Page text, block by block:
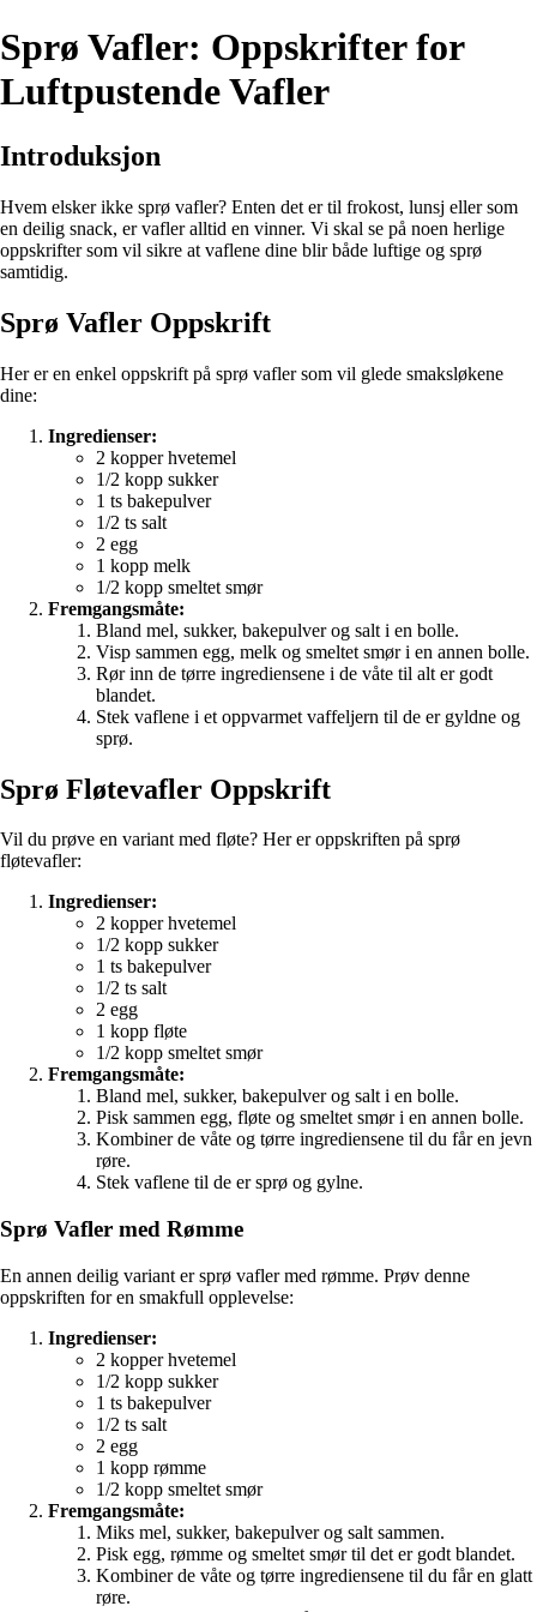
Sprø Vafler: Oppskrifter for
Luftpustende Vafler
Introduksjon
Hvem elsker ikke sprø vafler? Enten det er til frokost, lunsj eller som
en deilig snack, er vafler alltid en vinner. Vi skal se på noen herlige
oppskrifter som vil sikre at vaflene dine blir både luftige og sprø
samtidig.
Sprø Vafler Oppskrift
Her er en enkel oppskrift på sprø vafler som vil glede smaksløkene
dine:
Ingredienser:
2 kopper hvetemel
1/2 kopp sukker
1 ts bakepulver
1/2 ts salt
2 egg
1 kopp melk
1/2 kopp smeltet smør
Fremgangsmåte:
Bland mel, sukker, bakepulver og salt i en bolle.
Visp sammen egg, melk og smeltet smør i en annen bolle.
Rør inn de tørre ingrediensene i de våte til alt er godt
blandet.
Stek vaflene i et oppvarmet vaffeljern til de er gyldne og
sprø.
Sprø Fløtevafler Oppskrift
Vil du prøve en variant med fløte? Her er oppskriften på sprø
fløtevafler:
Ingredienser:
2 kopper hvetemel
1/2 kopp sukker
1 ts bakepulver
1/2 ts salt
2 egg
1 kopp fløte
1/2 kopp smeltet smør
Fremgangsmåte:
Bland mel, sukker, bakepulver og salt i en bolle.
Pisk sammen egg, fløte og smeltet smør i en annen bolle.
Kombiner de våte og tørre ingrediensene til du får en jevn
røre.
Stek vaflene til de er sprø og gylne.
Sprø Vafler med Rømme
En annen deilig variant er sprø vafler med rømme. Prøv denne
oppskriften for en smakfull opplevelse:
Ingredienser:
2 kopper hvetemel
1/2 kopp sukker
1 ts bakepulver
1/2 ts salt
2 egg
1 kopp rømme
1/2 kopp smeltet smør
Fremgangsmåte:
Miks mel, sukker, bakepulver og salt sammen.
Pisk egg, rømme og smeltet smør til det er godt blandet.
Kombiner de våte og tørre ingrediensene til du får en glatt
røre.